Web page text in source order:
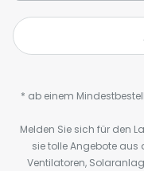
* ab einem
Melden Sie sich für den
sie tolle Angebote aus
Ventilatoren,